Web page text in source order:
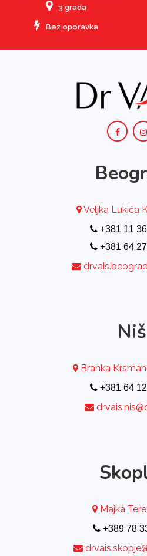
3 grada
Bez oporavka
Veljka Lukića
+381 11
+381 64
Niš
Branka
+381 64
Majka
+389 78